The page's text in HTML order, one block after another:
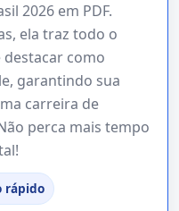
2026 em PDF.
ela traz todo o
como
garantindo sua
carreira de
perca mais tempo
rápido